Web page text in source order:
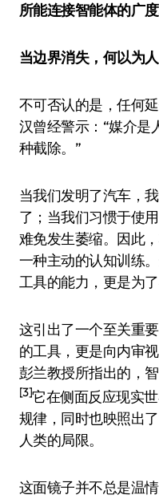
所能连接智能体的广
当边界消失，何以为
不可否认的是，任何
汉曾经警示：“媒介是
种截除。”
当我们发明了汽车，
了；当我们习惯于使
难免发生萎缩。因此
一种主动的认知训练
工具的能力，更是为
这引出了一个至关重
的工具，更是向内审
彭兰教授所指出的，
[3]它在侧面反应现实
规律，同时也映照出
人类的局限。
这面镜子并不总是温